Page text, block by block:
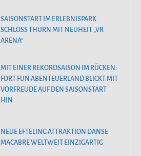
SAISONSTART IM ERLEBNISPARK
SCHLOSS THURN MIT NEUHEIT „VR
ARENA“
MIT EINER REKORDSAISON IM RÜCKEN:
FORT FUN ABENTEUERLAND BLICKT MIT
VORFREUDE AUF DEN SAISONSTART
HIN
NEUE EFTELING ATTRAKTION DANSE
MACABRE WELTWEIT EINZIGARTIG